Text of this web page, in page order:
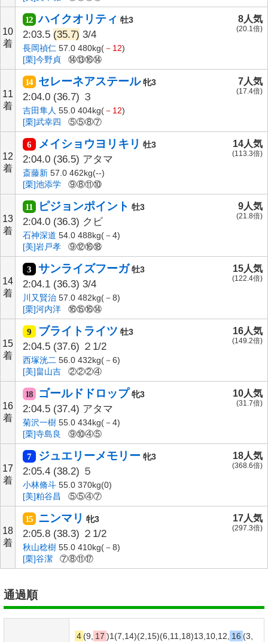
10
着
12 ハイクオリティ 牡3
2:03.5 (35.7) 3/4
長岡禎仁 57.0 480kg( －12)
[栗]今野貞
⑭⑬⑯⑭
8人気
(20.1倍)
11
着
14 セレーネアステール 牝3
2:04.0 (36.7) ３
吉田隼人 55.0 404kg( －12)
[栗]武幸四
⑤⑤⑧⑦
7人気
(17.4倍)
12
着
6 メイショウヨリキリ 牡3
2:04.0 (36.5) アタマ
斎藤新 57.0 462kg(--)
[栗]池添学
⑨⑧⑪⑩
14人気
(113.3倍)
13
着
11 ピジョンポイント 牡3
2:04.0 (36.3) クビ
石神深道 54.0 488kg(－4)
[美]岩戸孝
⑨⑫⑯⑱
9人気
(21.8倍)
14
着
3 サンライズフーガ 牡3
2:04.1 (36.3) 3/4
川又賢治 57.0 482kg(－8)
[栗]河内洋
⑯⑮⑯⑭
15人気
(122.4倍)
15
着
9 ブライトライツ 牡3
2:04.5 (37.6) ２1/2
西塚洸二 56.0 432kg(－6)
[美]畠山吉
②②②④
16人気
(149.2倍)
16
着
18 ゴールドドロップ 牝3
2:04.5 (37.4) アタマ
菊沢一樹 55.0 434kg(－4)
[栗]寺島良
⑨⑩④⑤
10人気
(31.7倍)
17
着
7 ジュエリーメモリー 牝3
2:05.4 (38.2) ５
小林脩斗 55.0 370kg(0)
[美]粕谷昌
⑤⑤④⑦
18人気
(368.6倍)
18
着
15 ニンマリ 牝3
2:05.8 (38.3) ２1/2
秋山稔樹 55.0 410kg(－8)
[栗]谷潔
⑦⑧⑪⑰
17人気
(297.3倍)
通過順
4 (9, 17 )1(7,14)(2,15)(6,11,18)13, 10,12, 16 (3,